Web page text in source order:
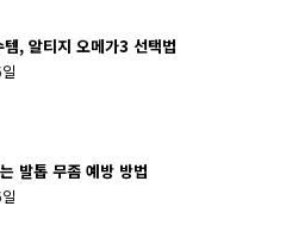
, 알티지 오메가3 선택법
발톱 무좀 예방 방법